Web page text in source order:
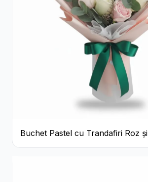
Buchet Pastel cu Trandafiri Roz și
Albi